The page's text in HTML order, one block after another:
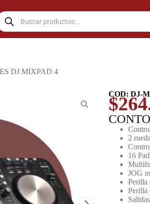
DJ MIXPAD 4
COD: DJ-
$
2
16
JOG
Perilla
Perilla